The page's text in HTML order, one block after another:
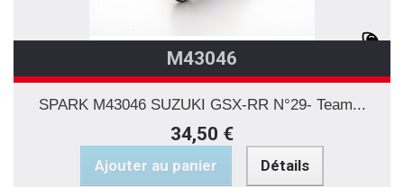
M43046
SPARK M43046 SUZUKI GSX-RR N°29- Team...
34,50 €
Ajouter au panier Détails